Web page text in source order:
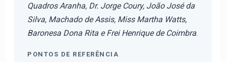
Quadros Aranha, Dr. Jorge Coury, João José da
Silva, Machado de Assis, Miss Martha Watts,
Baronesa Dona Rita e Frei Henrique de Coimbra.
PONTOS DE REFERÊNCIA